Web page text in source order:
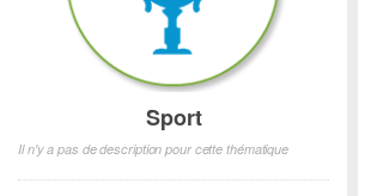
Sport
Il n'y a pas de description pour cette thématique